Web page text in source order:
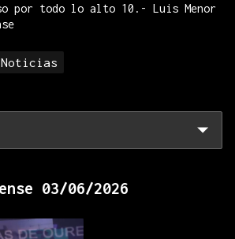
por todo lo alto 10.- Luis Menor
Noticias
03/06/2026